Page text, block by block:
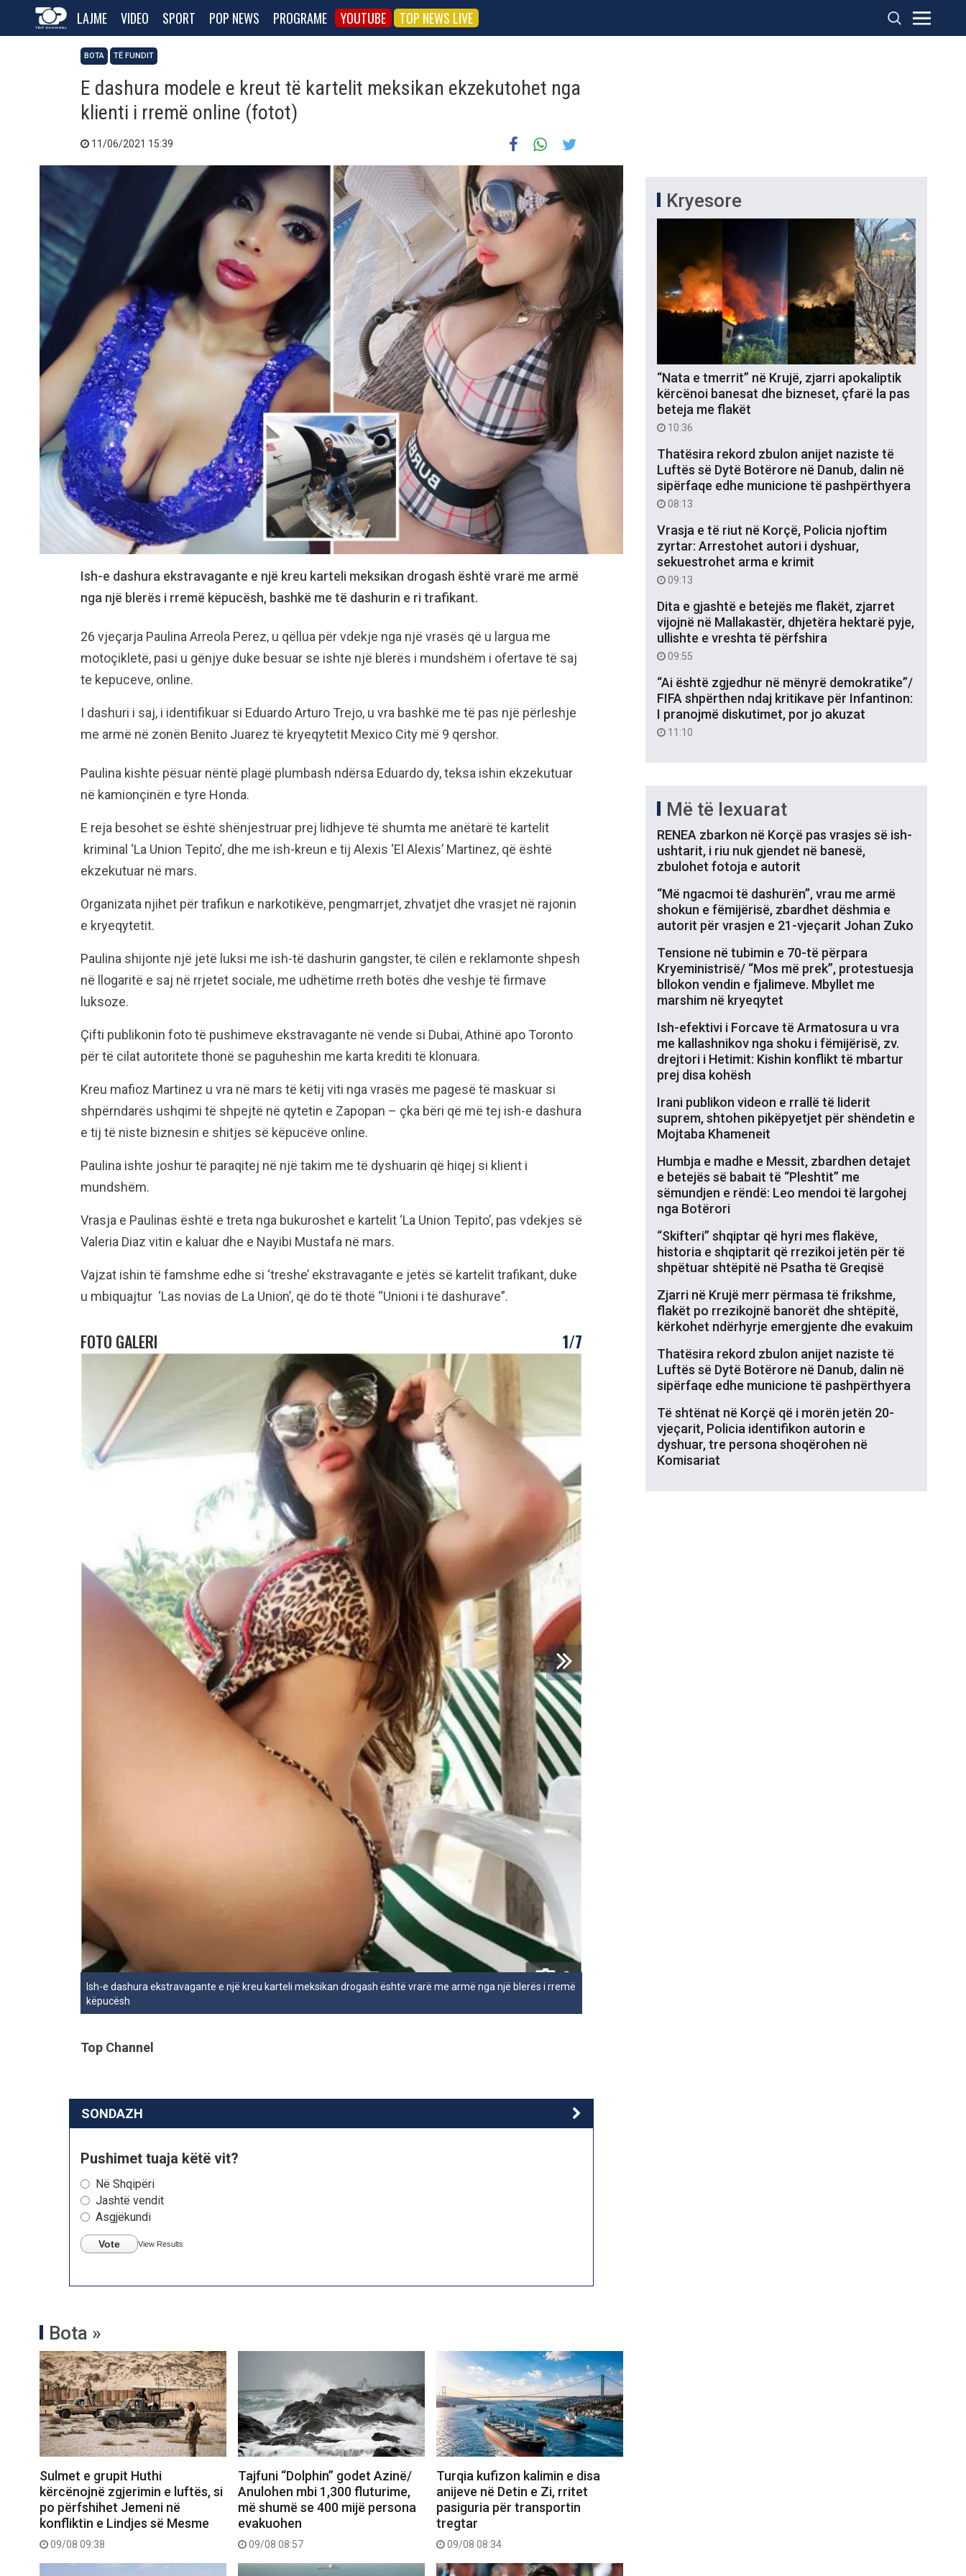
LAJME VIDEO SPORT POP NEWS PROGRAME YOUTUBE TOP NEWS LIVE
BOTA TË FUNDIT
E dashura modele e kreut të kartelit meksikan ekzekutohet nga
klienti i rremë online (fotot)
11/06/2021 15:39
Ish-e dashura ekstravagante e një kreu karteli meksikan drogash është vrarë me armë
nga një blerës i rremë këpucësh, bashkë me të dashurin e ri trafikant.
26 vjeçarja Paulina Arreola Perez, u qëllua për vdekje nga një vrasës që u largua me
motoçikletë, pasi u gënjye duke besuar se ishte një blerës i mundshëm i ofertave të saj
te kepuceve, online.
I dashuri i saj, i identifikuar si Eduardo Arturo Trejo, u vra bashkë me të pas një përleshje
me armë në zonën Benito Juarez të kryeqytetit Mexico City më 9 qershor.
Paulina kishte pësuar nëntë plagë plumbash ndërsa Eduardo dy, teksa ishin ekzekutuar
në kamionçinën e tyre Honda.
E reja besohet se është shënjestruar prej lidhjeve të shumta me anëtarë të kartelit
kriminal ‘La Union Tepito’, dhe me ish-kreun e tij Alexis ‘El Alexis’ Martinez, që është
ekzekutuar në mars.
Organizata njihet për trafikun e narkotikëve, pengmarrjet, zhvatjet dhe vrasjet në rajonin
e kryeqytetit.
Paulina shijonte një jetë luksi me ish-të dashurin gangster, të cilën e reklamonte shpesh
në llogaritë e saj në rrjetet sociale, me udhëtime rreth botës dhe veshje të firmave
luksoze.
Çifti publikonin foto të pushimeve ekstravagante në vende si Dubai, Athinë apo Toronto
për të cilat autoritete thonë se paguheshin me karta krediti të klonuara.
Kreu mafioz Martinez u vra në mars të këtij viti nga vrasës me pagesë të maskuar si
shpërndarës ushqimi të shpejtë në qytetin e Zapopan – çka bëri që më tej ish-e dashura
e tij të niste biznesin e shitjes së këpucëve online.
Paulina ishte joshur të paraqitej në një takim me të dyshuarin që hiqej si klient i
mundshëm.
Vrasja e Paulinas është e treta nga bukuroshet e kartelit ‘La Union Tepito’, pas vdekjes së
Valeria Diaz vitin e kaluar dhe e Nayibi Mustafa në mars.
Vajzat ishin të famshme edhe si ‘treshe’ ekstravagante e jetës së kartelit trafikant, duke
u mbiquajtur ‘Las novias de La Union’, që do të thotë “Unioni i të dashurave”.
FOTO GALERI 1/7
Ish-e dashura ekstravagante e një kreu karteli meksikan drogash është vrarë me armë nga një blerës i rremë
këpucësh
Top Channel
SONDAZH
Pushimet tuaja këtë vit?
Në Shqipëri
Jashtë vendit
Asgjëkundi
Vote View Results
Bota »
Sulmet e grupit Huthi
kërcënojnë zgjerimin e luftës, si
po përfshihet Jemeni në
konfliktin e Lindjes së Mesme
09/08 09:38
Tajfuni “Dolphin” godet Azinë/
Anulohen mbi 1,300 fluturime,
më shumë se 400 mijë persona
evakuohen
09/08 08:57
Turqia kufizon kalimin e disa
anijeve në Detin e Zi, rritet
pasiguria për transportin
tregtar
09/08 08:34
Kryesore
“Nata e tmerrit” në Krujë, zjarri apokaliptik
kërcënoi banesat dhe bizneset, çfarë la pas
beteja me flakët
10:36
Thatësira rekord zbulon anijet naziste të
Luftës së Dytë Botërore në Danub, dalin në
sipërfaqe edhe municione të pashpërthyera
08:13
Vrasja e të riut në Korçë, Policia njoftim
zyrtar: Arrestohet autori i dyshuar,
sekuestrohet arma e krimit
09:13
Dita e gjashtë e betejës me flakët, zjarret
vijojnë në Mallakastër, dhjetëra hektarë pyje,
ullishte e vreshta të përfshira
09:55
“Ai është zgjedhur në mënyrë demokratike”/
FIFA shpërthen ndaj kritikave për Infantinon:
I pranojmë diskutimet, por jo akuzat
11:10
Më të lexuarat
RENEA zbarkon në Korçë pas vrasjes së ish-
ushtarit, i riu nuk gjendet në banesë,
zbulohet fotoja e autorit
“Më ngacmoi të dashurën”, vrau me armë
shokun e fëmijërisë, zbardhet dëshmia e
autorit për vrasjen e 21-vjeçarit Johan Zuko
Tensione në tubimin e 70-të përpara
Kryeministrisë/ “Mos më prek”, protestuesja
bllokon vendin e fjalimeve. Mbyllet me
marshim në kryeqytet
Ish-efektivi i Forcave të Armatosura u vra
me kallashnikov nga shoku i fëmijërisë, zv.
drejtori i Hetimit: Kishin konflikt të mbartur
prej disa kohësh
Irani publikon videon e rrallë të liderit
suprem, shtohen pikëpyetjet për shëndetin e
Mojtaba Khameneit
Humbja e madhe e Messit, zbardhen detajet
e betejës së babait të “Pleshtit” me
sëmundjen e rëndë: Leo mendoi të largohej
nga Botërori
“Skifteri” shqiptar që hyri mes flakëve,
historia e shqiptarit që rrezikoi jetën për të
shpëtuar shtëpitë në Psatha të Greqisë
Zjarri në Krujë merr përmasa të frikshme,
flakët po rrezikojnë banorët dhe shtëpitë,
kërkohet ndërhyrje emergjente dhe evakuim
Thatësira rekord zbulon anijet naziste të
Luftës së Dytë Botërore në Danub, dalin në
sipërfaqe edhe municione të pashpërthyera
Të shtënat në Korçë që i morën jetën 20-
vjeçarit, Policia identifikon autorin e
dyshuar, tre persona shoqërohen në
Komisariat